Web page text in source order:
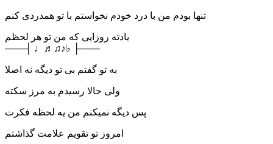
تنها بودم من با درد خودم نخواستم با تو همدردی کنم
یادته روزایی که من تو هر لحظم
───┤ ♩♬♫♪♭ ├───
به تو گفتم بی تو دیگه نه اصلا
ولی حالا رسیدم به مرز سکته
پس دیگه نمیکنم من یه لحظه فکرت
امروز تو تقویم علامت گذاشتم